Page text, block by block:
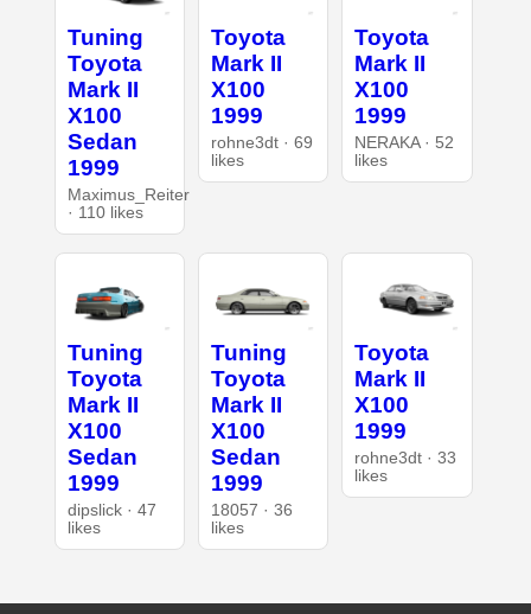
Tuning
Toyota
Mark II
X100
Sedan
1999
Maximus_Reiter
· 110 likes
Toyota
Mark II
X100
1999
rohne3dt · 69
likes
Toyota
Mark II
X100
1999
NERAKA · 52
likes
Tuning
Toyota
Mark II
X100
Sedan
1999
dipslick · 47
likes
Tuning
Toyota
Mark II
X100
Sedan
1999
18057 · 36
likes
Toyota
Mark II
X100
1999
rohne3dt · 33
likes